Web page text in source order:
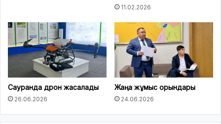
11.02.2026
Сауранда дрон жасалады
26.06.2026
Жаңа жұмыс орындары
24.06.2026